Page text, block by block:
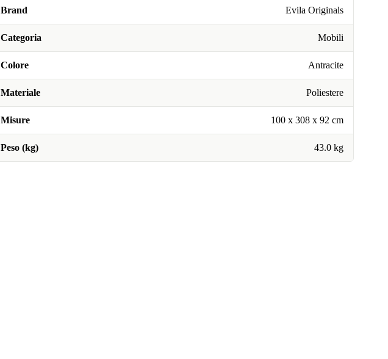
Brand Evila Originals
Categoria Mobili
Colore Antracite
Materiale Poliestere
Misure 100 x 308 x 92 cm
Peso (kg) 43.0 kg